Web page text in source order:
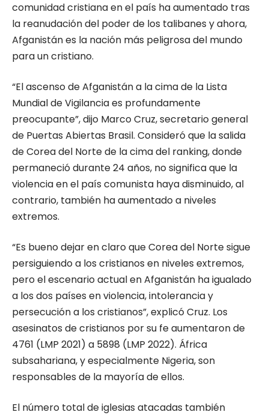
comunidad cristiana en el país ha aumentado tras
la reanudación del poder de los talibanes y ahora,
Afganistán es la nación más peligrosa del mundo
para un cristiano.
“El ascenso de Afganistán a la cima de la Lista
Mundial de Vigilancia es profundamente
preocupante”, dijo Marco Cruz, secretario general
de Puertas Abiertas Brasil. Consideró que la salida
de Corea del Norte de la cima del ranking, donde
permaneció durante 24 años, no significa que la
violencia en el país comunista haya disminuido, al
contrario, también ha aumentado a niveles
extremos.
“Es bueno dejar en claro que Corea del Norte sigue
persiguiendo a los cristianos en niveles extremos,
pero el escenario actual en Afganistán ha igualado
a los dos países en violencia, intolerancia y
persecución a los cristianos”, explicó Cruz. Los
asesinatos de cristianos por su fe aumentaron de
4761 (LMP 2021) a 5898 (LMP 2022). África
subsahariana, y especialmente Nigeria, son
responsables de la mayoría de ellos.
El número total de iglesias atacadas también